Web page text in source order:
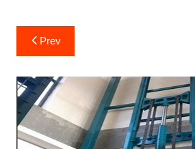
Yazı
gezinmesi
Prev